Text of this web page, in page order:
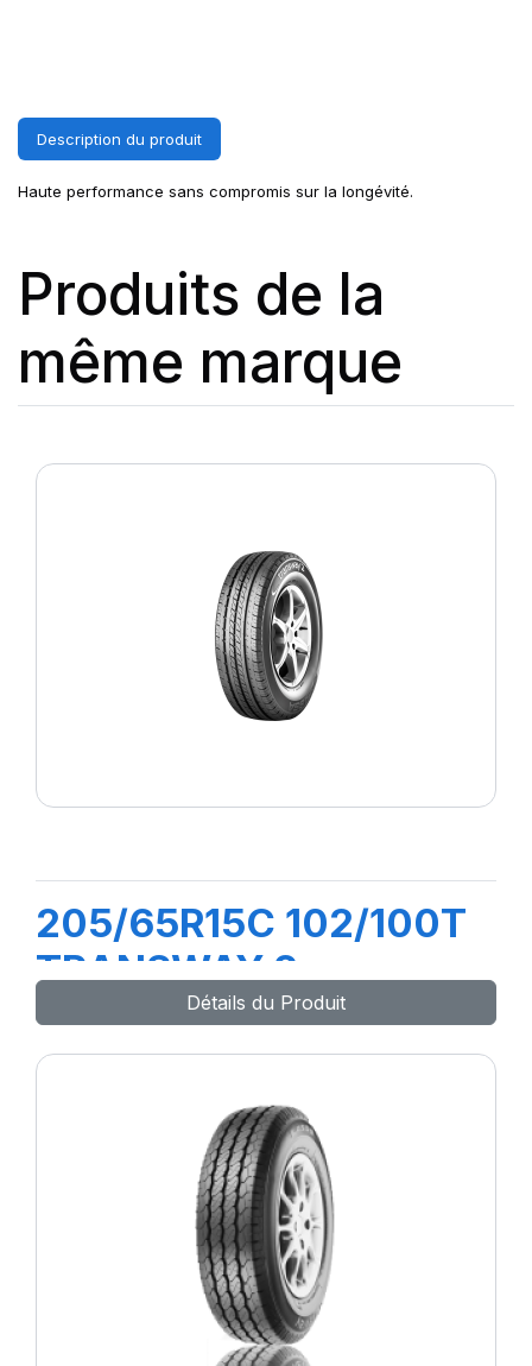
Description du produit
Haute performance sans compromis sur la longévité.
Produits de la
même marque
205/65R15C 102/100T
TRANSWAY 2
Détails du Produit